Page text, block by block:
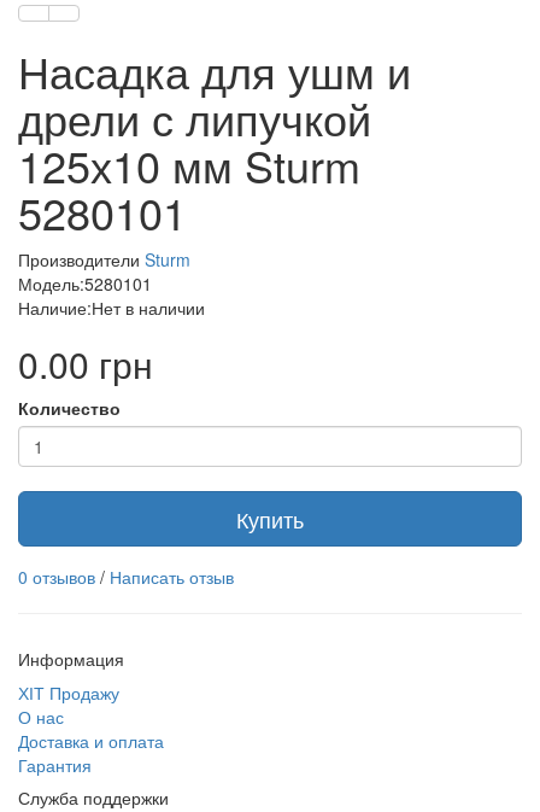
Насадка для ушм и
дрели с липучкой
125х10 мм Sturm
5280101
Производители Sturm
Модель:5280101
Наличие:Нет в наличии
0.00 грн
Количество
Купить
0 отзывов / Написать отзыв
Информация
ХІТ Продажу
О нас
Доставка и оплата
Гарантия
Служба поддержки